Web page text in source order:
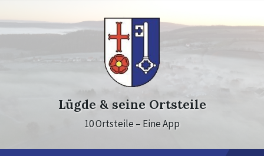
content
main
navigation
footer
Lügde & seine Ortsteile
10 Ortsteile – Eine App